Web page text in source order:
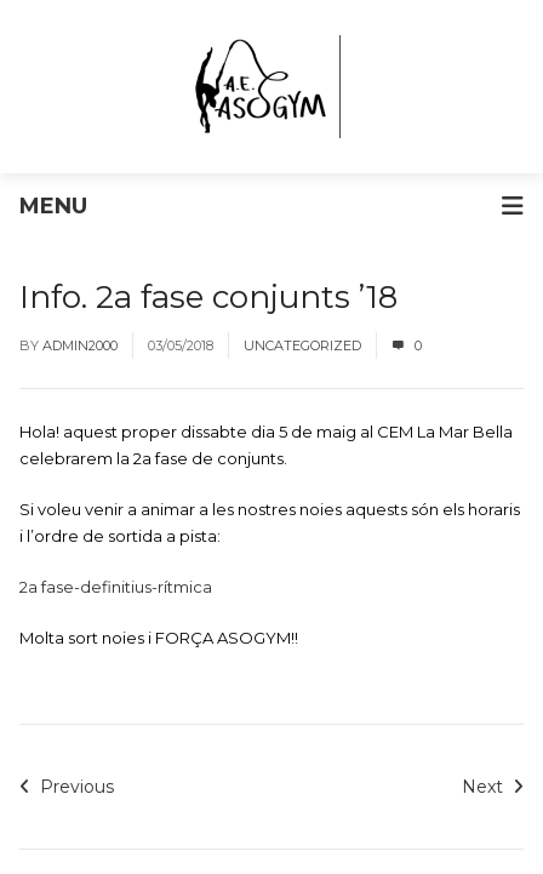
MENU
Info. 2a fase conjunts ’18
BY ADMIN2000 03/05/2018 UNCATEGORIZED 0
Hola! aquest proper dissabte dia 5 de maig al CEM La Mar Bella
celebrarem la 2a fase de conjunts.
Si voleu venir a animar a les nostres noies aquests són els horaris
i l’ordre de sortida a pista:
2a fase-definitius-rítmica
Molta sort noies i FORÇA ASOGYM!!
Previous Next